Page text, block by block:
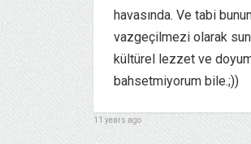
havasında. Ve tabi
vazgeçilmezi olarak
kültürel lezzet ve
bahsetmiyorum bile.;))
11 years ago